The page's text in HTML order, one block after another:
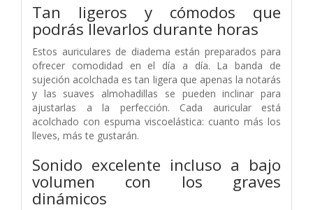
Tan ligeros y cómodos que
podrás llevarlos durante horas
Estos auriculares de diadema están preparados para
ofrecer comodidad en el día a día. La banda de
sujeción acolchada es tan ligera que apenas la notarás
y las suaves almohadillas se pueden inclinar para
ajustarlas a la perfección. Cada auricular está
acolchado con espuma viscoelástica: cuanto más los
lleves, más te gustarán.
Sonido excelente incluso a bajo
volumen con los graves
dinámicos